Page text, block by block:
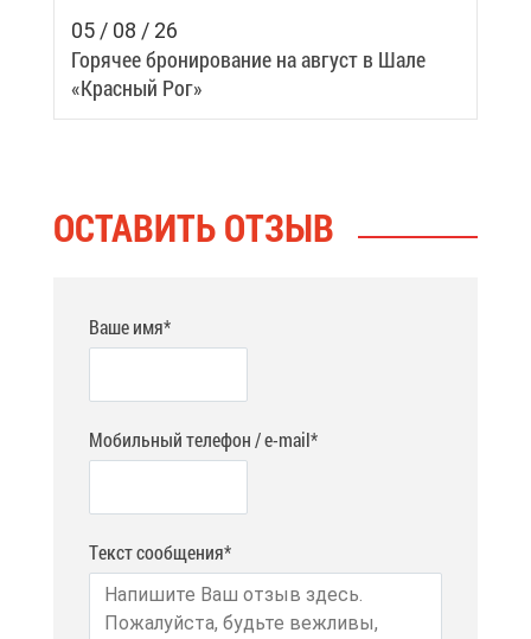
05 / 08 / 26
Го­ря­чее бро­ни­ро­ва­ние на ав­густ в Ша­ле
«Крас­ный Рог»
ОСТА­ВИТЬ ОТ­ЗЫВ
Ваше имя*
Мобильный телефон / e-mail*
Текст сообщения*